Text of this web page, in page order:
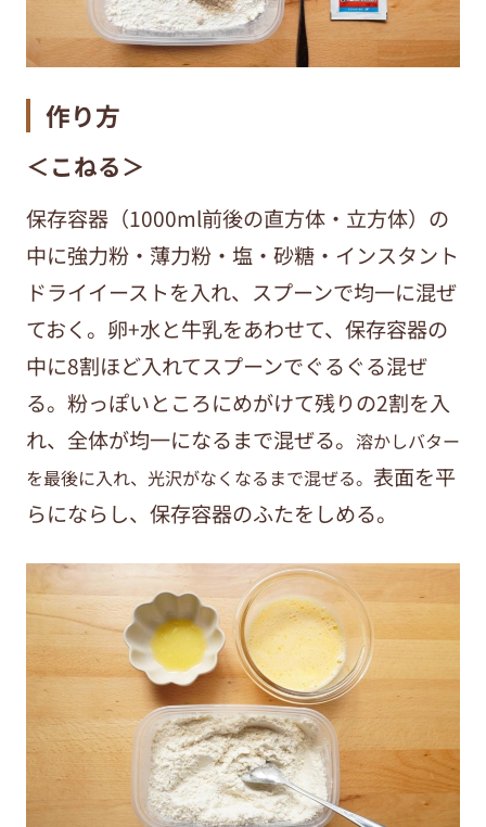
作り方
＜こねる＞
保存容器（1000ml前後の直方体・立方体）の
中に強力粉・薄力粉・塩・砂糖・インスタント
ドライイーストを入れ、スプーンで均一に混ぜ
ておく。卵+水と牛乳をあわせて、保存容器の
中に8割ほど入れてスプーンでぐるぐる混ぜ
る。 粉っぽいところにめがけて残りの2割を入
れ、全体が均一になるまで混ぜる。 溶かしバター
を最後に入れ、光沢がなくなるまで混ぜる。 表面を平
らにならし、保存容器のふたをしめる。